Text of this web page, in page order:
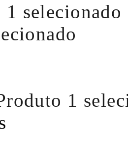
1 selecionado
1